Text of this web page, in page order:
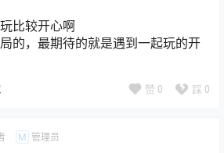
比较开心啊
的，最期待的就是遇到一起玩的开
赞 0 踩 0
M 管理员